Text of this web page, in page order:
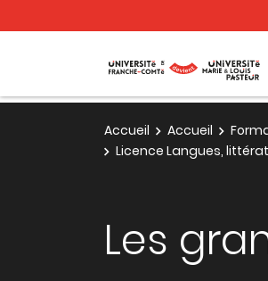
Accueil Accueil
Licence Langues,
Les